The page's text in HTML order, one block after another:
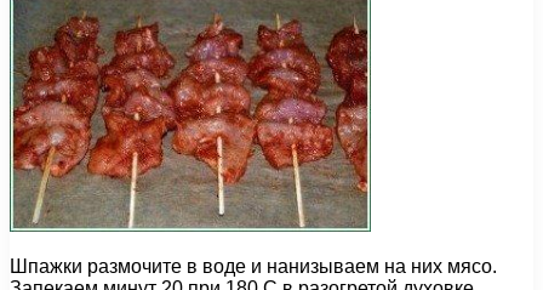
Шпажки размочите в воде и нанизываем на них мясо.